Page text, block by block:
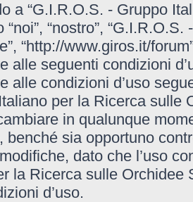
a “G.I.R.O.S. - Gruppo
“noi”, “nostro”,
“http://www.giros.it/
alle seguenti condizioni
alle condizioni d’uso
per la Ricerca sulle
in qualunque
benché sia opportuno
dato che l’uso
la Ricerca sulle Orchidee
d’uso.